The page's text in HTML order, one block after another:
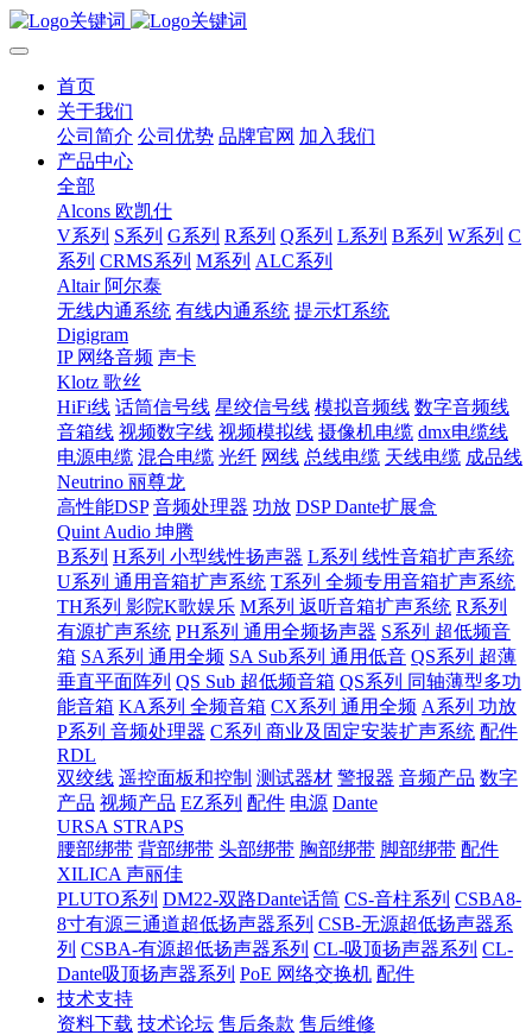
首页
关于我们
公司简介 公司优势 品牌官网 加入我们
产品中心
全部
Alcons 欧凯仕
V系列 S系列 G系列 R系列 Q系列 L系列 B系列 W系列 C
系列 CRMS系列 M系列 ALC系列
Altair 阿尔泰
无线内通系统 有线内通系统 提示灯系统
Digigram
IP 网络音频 声卡
Klotz 歌丝
HiFi线 话筒信号线 星绞信号线 模拟音频线 数字音频线
音箱线 视频数字线 视频模拟线 摄像机电缆 dmx电缆线
电源电缆 混合电缆 光纤 网线 总线电缆 天线电缆 成品线
Neutrino 丽尊龙
高性能DSP 音频处理器 功放 DSP Dante扩展盒
Quint Audio 坤腾
B系列 H系列 小型线性扬声器 L系列 线性音箱扩声系统
U系列 通用音箱扩声系统 T系列 全频专用音箱扩声系统
TH系列 影院K歌娱乐 M系列 返听音箱扩声系统 R系列
有源扩声系统 PH系列 通用全频扬声器 S系列 超低频音
箱 SA系列 通用全频 SA Sub系列 通用低音 QS系列 超薄
垂直平面阵列 QS Sub 超低频音箱 QS系列 同轴薄型多功
能音箱 KA系列 全频音箱 CX系列 通用全频 A系列 功放
P系列 音频处理器 C系列 商业及固定安装扩声系统 配件
RDL
双绞线 遥控面板和控制 测试器材 警报器 音频产品 数字
产品 视频产品 EZ系列 配件 电源 Dante
URSA STRAPS
腰部绑带 背部绑带 头部绑带 胸部绑带 脚部绑带 配件
XILICA 声丽佳
PLUTO系列 DM22-双路Dante话筒 CS-音柱系列 CSBA8-
8寸有源三通道超低扬声器系列 CSB-无源超低扬声器系
列 CSBA-有源超低扬声器系列 CL-吸顶扬声器系列 CL-
Dante吸顶扬声器系列 PoE 网络交换机 配件
技术支持
资料下载 技术论坛 售后条款 售后维修